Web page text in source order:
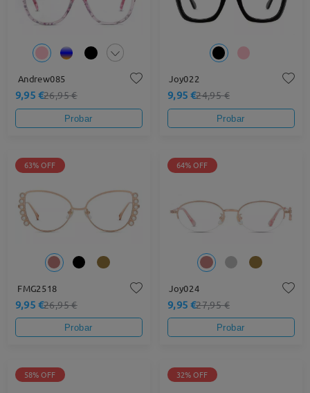
Andrew085
9,95 €26,95 €
Probar
Joy022
9,95 €24,95 €
Probar
63% OFF
FMG2518
9,95 €26,95 €
Probar
64% OFF
Joy024
9,95 €27,95 €
Probar
58% OFF 32% OFF